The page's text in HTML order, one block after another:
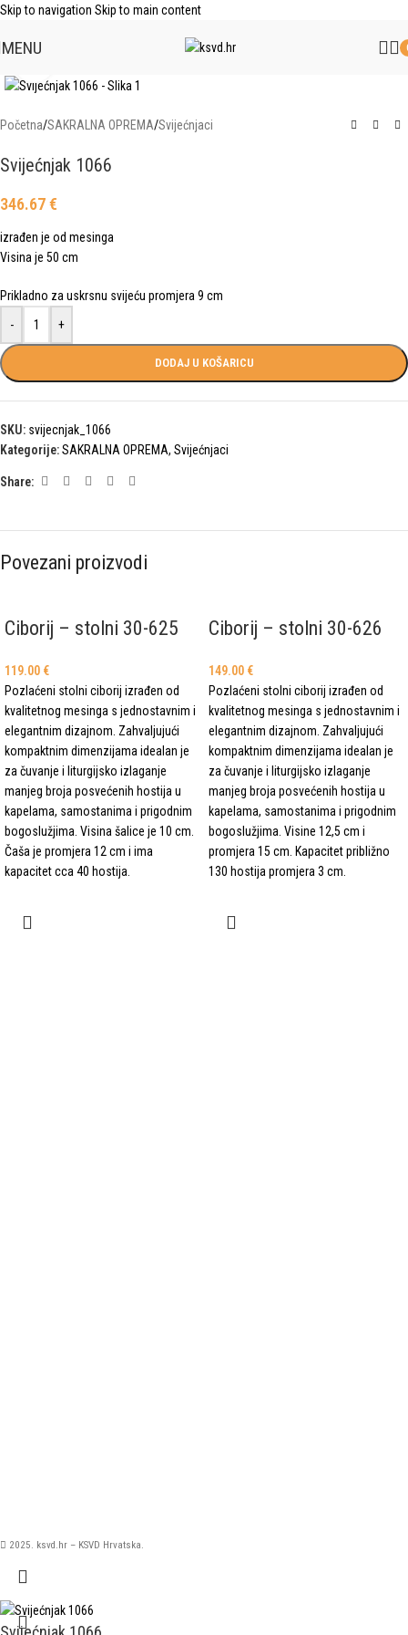
Skip to navigation Skip to main content
MENU
Početna/SAKRALNA OPREMA/Svijećnjaci
Svijećnjak 1066
346.67€
izrađen je od mesinga
Visina je 50 cm
Prikladno za uskrsnu svijeću promjera 9 cm
-
+
DODAJ U KOŠARICU
SKU: svijecnjak_1066
Kategorije:SAKRALNA OPREMA, Svijećnjaci
Share:
Povezani proizvodi
Ciborij – stolni 30-625
119.00 €
Pozlaćeni stolni ciborij izrađen od
kvalitetnog mesinga s jednostavnim i
elegantnim dizajnom. Zahvaljujući
kompaktnim dimenzijama idealan je
za čuvanje i liturgijsko izlaganje
manjeg broja posvećenih hostija u
kapelama, samostanima i prigodnim
bogoslužjima. Visina šalice je 10 cm.
Čaša je promjera 12 cm i ima
kapacitet cca 40 hostija.
Ciborij – stolni 30-626
149.00 €
Pozlaćeni stolni ciborij izrađen od
kvalitetnog mesinga s jednostavnim i
elegantnim dizajnom. Zahvaljujući
kompaktnim dimenzijama idealan je
za čuvanje i liturgijsko izlaganje
manjeg broja posvećenih hostija u
kapelama, samostanima i prigodnim
bogoslužjima. Visine 12,5 cm i
promjera 15 cm. Kapacitet približno
130 hostija promjera 3 cm.
2025. ksvd.hr – KSVD Hrvatska.